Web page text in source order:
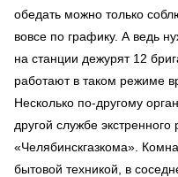
обедать можно только
вовсе по графику. А ведь
на станции дежурят 12
работают в таком режиме
Несколько по-другому
другой службе
«Челябинскгазкома».
бытовой техникой, в